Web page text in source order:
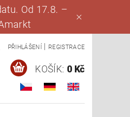
Od 17.8. –
PŘIHLÁŠENÍ REGISTRACE
KOŠÍK: 0 Kč